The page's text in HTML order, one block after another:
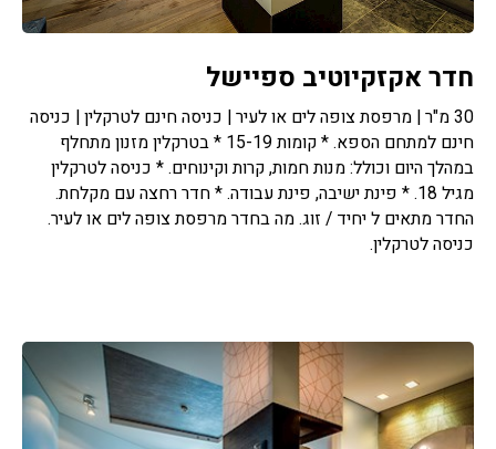
חדר אקזקיוטיב ספיישל
30 מ"ר | מרפסת צופה לים או לעיר | כניסה חינם לטרקלין | כניסה
חינם למתחם הספא. * קומות 15-19 * בטרקלין מזנון מתחלף
במהלך היום וכולל: מנות חמות, קרות וקינוחים. * כניסה לטרקלין
מגיל 18. * פינת ישיבה, פינת עבודה. * חדר רחצה עם מקלחת.
החדר מתאים ל יחיד / זוג. מה בחדר מרפסת צופה לים או לעיר.
כניסה לטרקלין.